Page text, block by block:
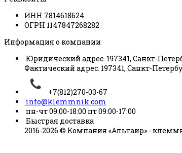
ИНН 7814618624
ОГРН 1147847268282
Информация о компании
Юридический адрес. 197341, Санкт-
Фактический адрес. 197341, Санкт-
+7(812)270-03-67
info@klemmnik.com
пн-чт 09:00-18:00 пт 09:00-17:00
Быстрая доставка
2016-2026 © Компания «Альтаир» -